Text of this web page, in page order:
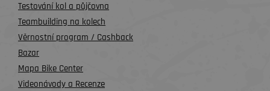
Testování kol a půjčovna
Teambuilding na kolech
Věrnostní program / Cashback
Bazar
Mapa Bike Center
Videonávody a Recenze